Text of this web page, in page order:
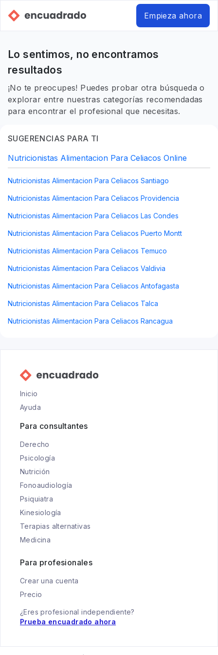
Empieza ahora
Lo sentimos, no encontramos
resultados
¡No te preocupes! Puedes probar otra búsqueda o
explorar entre nuestras categorías recomendadas
para encontrar el profesional que necesitas.
SUGERENCIAS PARA TI
Nutricionistas Alimentacion Para Celiacos Online
Nutricionistas Alimentacion Para Celiacos Santiago
Nutricionistas Alimentacion Para Celiacos Providencia
Nutricionistas Alimentacion Para Celiacos Las Condes
Nutricionistas Alimentacion Para Celiacos Puerto Montt
Nutricionistas Alimentacion Para Celiacos Temuco
Nutricionistas Alimentacion Para Celiacos Valdivia
Nutricionistas Alimentacion Para Celiacos Antofagasta
Nutricionistas Alimentacion Para Celiacos Talca
Nutricionistas Alimentacion Para Celiacos Rancagua
Inicio
Ayuda
Para consultantes
Derecho
Psicología
Nutrición
Fonoaudiología
Psiquiatra
Kinesiología
Terapias alternativas
Medicina
Para profesionales
Crear una cuenta
Precio
¿Eres profesional independiente?
Prueba encuadrado ahora